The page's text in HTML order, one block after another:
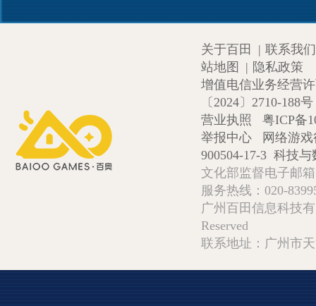
关于百田 | 联系我们
站地图
| 隐私政策
增值电信业务经营
〔2024〕2710-188号
营业执照
粤ICP备
举报中心
网络游
900504-17-3 科技与
文化部监督电子邮
服务热线：020-
广州百田信息科技
Reserved
联系地址：广州市